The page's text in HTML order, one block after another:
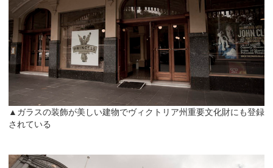
▲ガラスの装飾が美しい建物でヴィクトリア州重要文化財にも登録
されている